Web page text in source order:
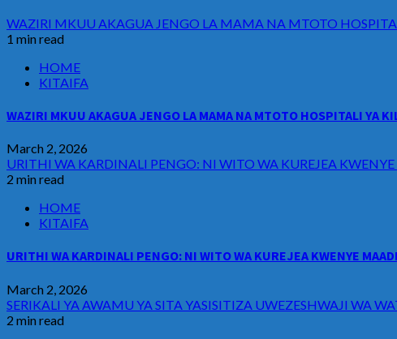
WAZIRI MKUU AKAGUA JENGO LA MAMA NA MTOTO
1 min read
HOME
KITAIFA
WAZIRI MKUU AKAGUA JENGO LA MAMA NA MTOTO HOSPITALI YA
March 2, 2026
URITHI WA KARDINALI PENGO: NI WITO WA KUREJEA
2 min read
HOME
KITAIFA
URITHI WA KARDINALI PENGO: NI WITO WA KUREJEA KWENYE
March 2, 2026
SERIKALI YA AWAMU YA SITA YASISITIZA UWEZESHWAJI WA
2 min read